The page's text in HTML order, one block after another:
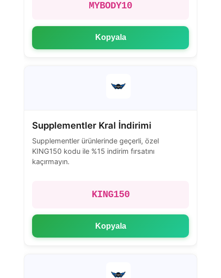
MYBODY10
Kopyala
Supplementler Kral İndirimi
Supplementler ürünlerinde geçerli, özel
KING150 kodu ile %15 indirim fırsatını
kaçırmayın.
KING150
Kopyala